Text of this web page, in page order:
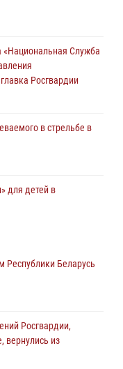
«Национальная Служба
Росгвардии
в стрельбе в
для детей в
и
главка Росгвардии
учениях
Республики Беларусь
Росгвардии,
вернулись из